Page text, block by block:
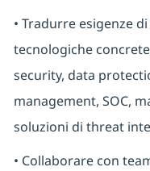
• Tradurre esigenze
tecnologiche
security, data
management, SOC,
soluzioni di threat
• Collaborare con